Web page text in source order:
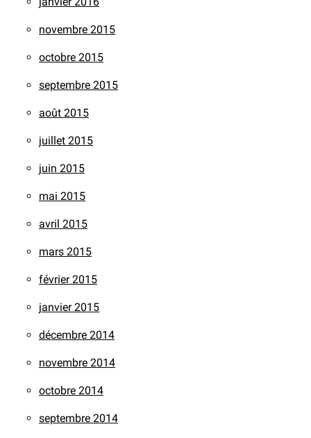
novembre 2015
octobre 2015
septembre 2015
août 2015
juillet 2015
juin 2015
mai 2015
avril 2015
mars 2015
février 2015
janvier 2015
décembre 2014
novembre 2014
octobre 2014
septembre 2014